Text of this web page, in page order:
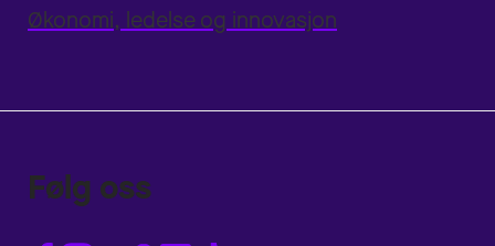
Økonomi, ledelse og innovasjon
Følg oss